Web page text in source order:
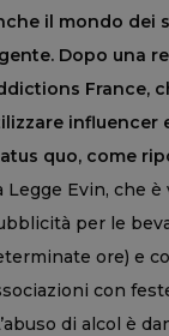
il mondo dei
Dopo una
France,
influencer
quo, come
Legge Evin, che
per le
ore) e
con
di alcol è